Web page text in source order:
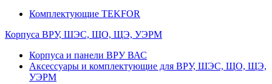
Комплектующие TEKFOR
Корпуса ВРУ, ШЭС, ЩО, ЩЭ, УЭРМ
Корпуса и панели ВРУ ВАС
Аксессуары и комплектующие для ВРУ, ШЭС, ЩО, ЩЭ,
УЭРМ